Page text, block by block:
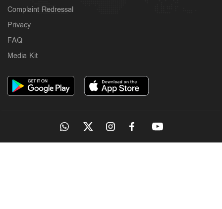
Complaint Redressal
Privacy
FAQ
Media Kit